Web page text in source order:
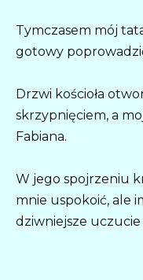
Tymczasem mój
gotowy
Drzwi kościoła
skrzypnięciem, a
Fabiana.
W jego spojrzeniu
mnie uspokoić, ale
dziwniejsze uczucie